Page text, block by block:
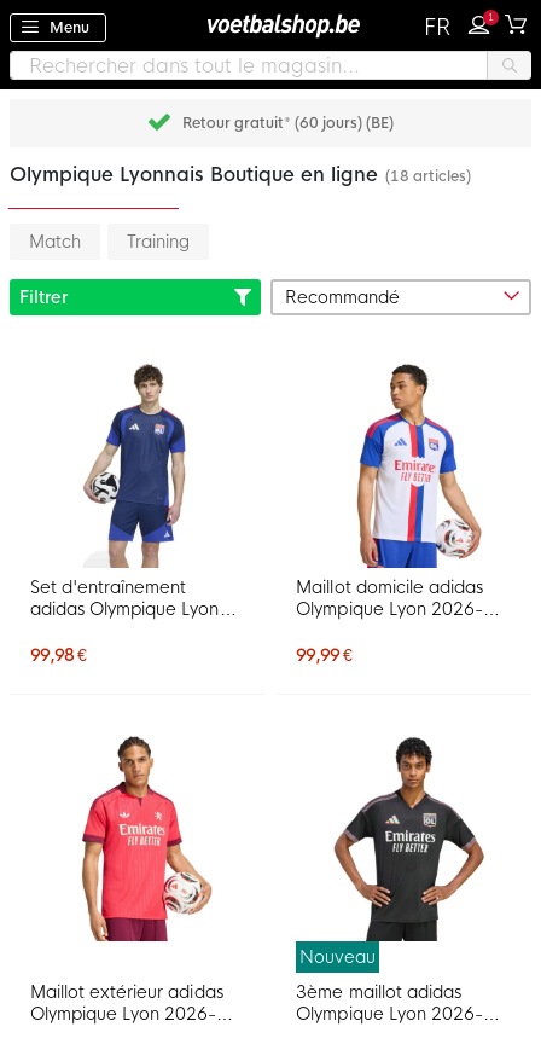
Menu FR 1
Retour gratuit* (60 jours) (BE)
Olympique Lyonnais Boutique en ligne (18 articles)
Match Training
Filtrer
Set d'entraînement
adidas Olympique Lyon
rouge
99,98 €
Maillot domicile adidas
Olympique Lyon 2026-
99,99 €
Maillot extérieur adidas
Olympique Lyon 2026-
Nouveau
3ème maillot adidas
Olympique Lyon 2026-